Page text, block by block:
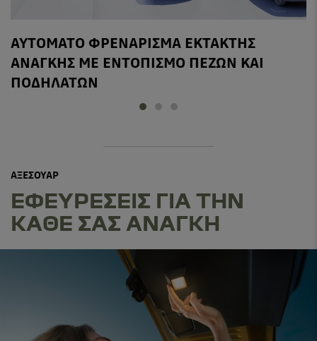
ΑΥΤΟΜΑΤΟ ΦΡΕΝΑΡΙΣΜΑ ΕΚΤΑΚΤΗΣ
ΑΝΑΓΚΗΣ ΜΕ ΕΝΤΟΠΙΣΜΟ ΠΕΖΩΝ ΚΑΙ
ΠΟΔΗΛΑΤΩΝ
ΑΞΕΣΟΥΑΡ
ΕΦΕΥΡΕΣΕΙΣ ΓΙΑ ΤΗΝ
ΚΑΘΕ ΣΑΣ ΑΝΑΓΚΗ